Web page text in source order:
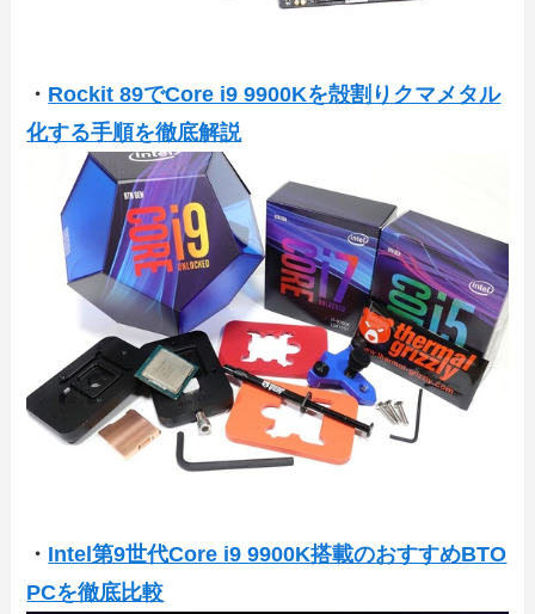
・ Rockit 89でCore i9 9900Kを殻割りクマメタル
化する手順を徹底解説
・ Intel第9世代Core i9 9900K搭載のおすすめBTO
PCを徹底比較